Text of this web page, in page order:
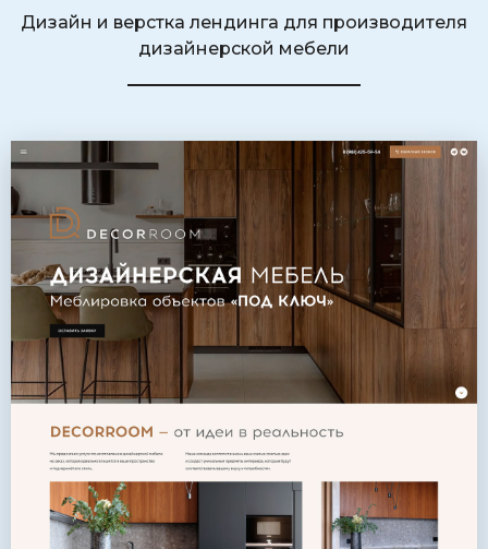
Дизайн и верстка лендинга для производителя
дизайнерской мебели